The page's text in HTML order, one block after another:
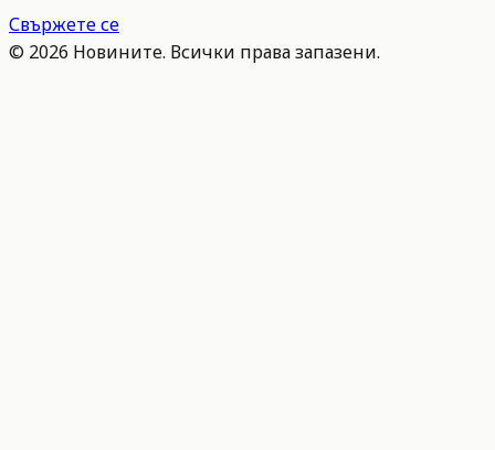
Свържете се
© 2026 Новините. Всички права запазени.